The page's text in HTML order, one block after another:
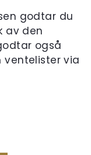
godtar du
av den
også
ventelister via